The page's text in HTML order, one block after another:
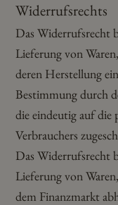
Widerrufsrechts
Das Widerrufsrecht
Lieferung von
deren Herstellung
Bestimmung durch
die eindeutig auf die
Verbrauchers
Das Widerrufsrecht
Lieferung von
dem Finanzmarkt